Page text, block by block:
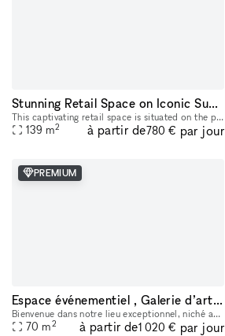
Stunning Retail Space on Iconic Sunset Boulevard
This captivating retail space is situated on the prestigious Sunset Boulevard, offering unparalleled visibility and exposure to a high-end clientele. Recently Renovated & Designed for Impact: Moder
139 m2 à partir de780 € par jour
PREMIUM
Espace événementiel , Galerie d’art / show room au cœur de Paris
Bienvenue dans notre lieu exceptionnel, niché au sein de l'ancien guichet de la Banque Française, un monument historique inscrit au patrimoine. Cet espace polyvalent offre une variété d'options pour
70 m2 à partir de1 020 € par jour